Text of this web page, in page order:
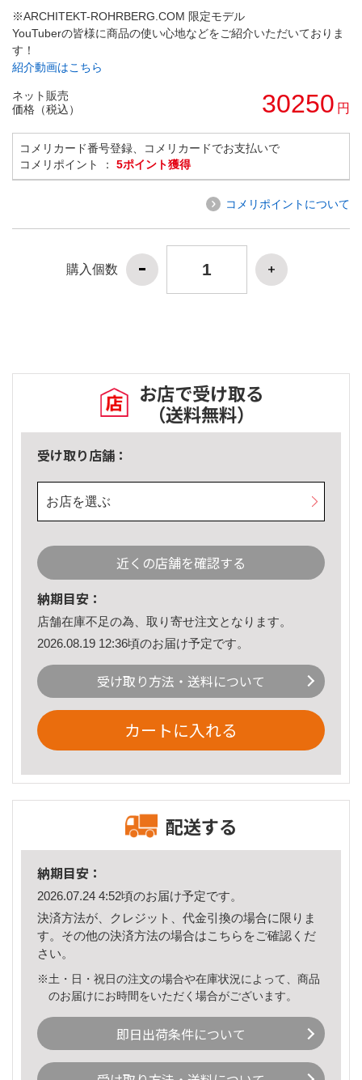
※ARCHITEKT-ROHRBERG.COM 限定モデル
YouTuberの皆様に商品の使い心地などをご紹介いただいておりま
す！
紹介動画はこちら
ネット販売
価格（税込）
30250 円
コメリカード番号登録、コメリカードでお支払いで
コメリポイント ： 5ポイント獲得
コメリポイントについて
購入個数
お店で受け取る
（送料無料）
受け取り店舗：
お店を選ぶ
近くの店舗を確認する
納期目安：
店舗在庫不足の為、取り寄せ注文となります。
2026.08.19 12:36頃のお届け予定です。
受け取り方法・送料について
カートに入れる
配送する
納期目安：
2026.07.24 4:52頃のお届け予定です。
決済方法が、クレジット、代金引換の場合に限りま
す。その他の決済方法の場合はこちら をご確認くだ
さい。
※土・日・祝日の注文の場合や在庫状況によって、商品
のお届けにお時間をいただく場合がございます。
即日出荷条件について